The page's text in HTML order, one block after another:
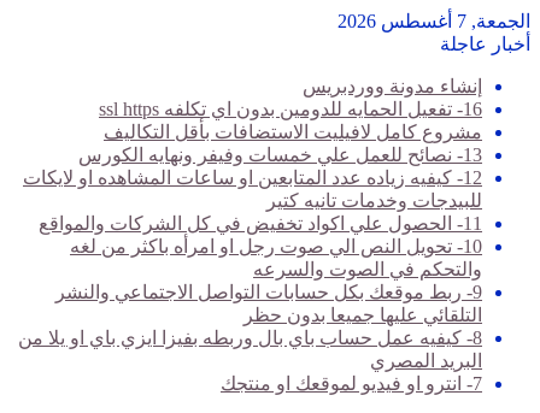
الجمعة, 7 أغسطس 2026
أخبار عاجلة
إنشاء مدونة ووردبريس
16- تفعيل الحمايه للدومين بدون اي تكلفه ssl https
مشروع كامل لافيليت الاستضافات بأقل التكاليف
13- نصائح للعمل علي خمسات وفيفر ونهايه الكورس
12- كيفيه زياده عدد المتابعين او ساعات المشاهده او لايكات
للبيدجات وخدمات تانيه كتير
11- الحصول علي اكواد تخفيض في كل الشركات والمواقع
10- تحويل النص الي صوت رجل او امرأه باكثر من لغه
والتحكم في الصوت والسرعه
9- ربط موقعك بكل حسابات التواصل الاجتماعي والنشر
التلقائي عليها جميعا بدون حظر
8- كيفيه عمل حساب باي بال وربطه بفيزا ايزي باي او يلا من
البريد المصري
7- انترو او فيديو لموقعك او منتجك